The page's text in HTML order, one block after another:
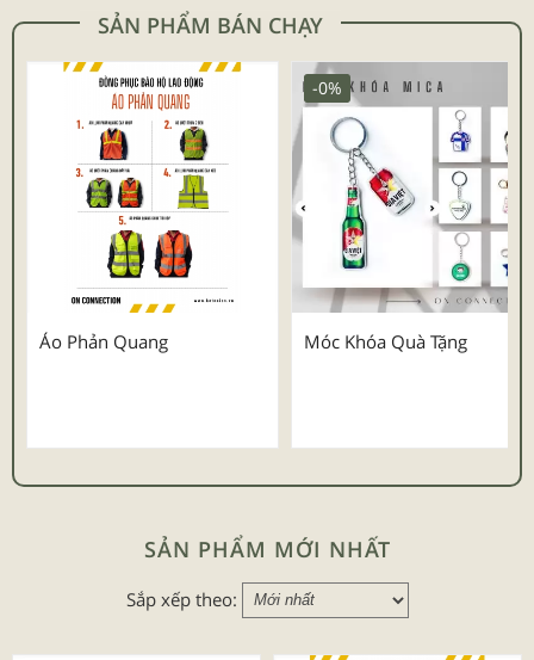
SẢN PHẨM BÁN CHẠY
Áo Phản Quang Móc Khóa Quà Tặng
-0%
SẢN PHẨM MỚI NHẤT
Sắp xếp theo: